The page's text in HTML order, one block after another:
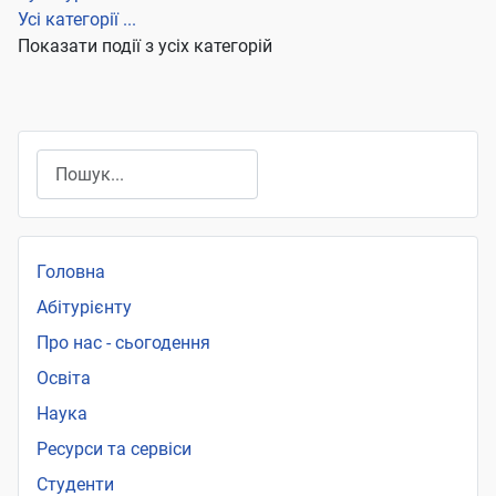
Усі категорії ...
Показати події з усіх категорій
Головна
Абітурієнту
Про нас - сьогодення
Освіта
Наука
Ресурси та сервіси
Студенти